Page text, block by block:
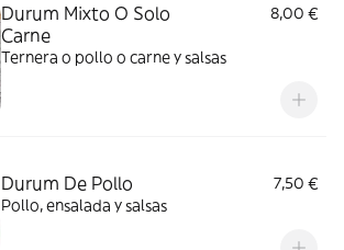
Durum Mixto O Solo
Carne
8,00 €
Ternera o pollo o carne y salsas
Durum De Pollo
7,50 €
Pollo, ensalada y salsas